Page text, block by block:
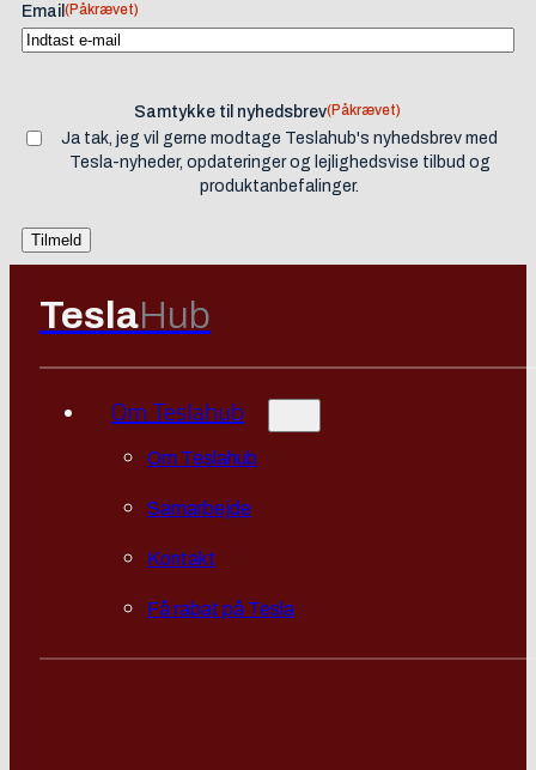
Email (Påkrævet)
Samtykke til nyhedsbrev(Påkrævet)
Ja tak, jeg vil gerne modtage Teslahub's nyhedsbrev med
Tesla-nyheder, opdateringer og lejlighedsvise tilbud og
produktanbefalinger.
TeslaHub
Om Teslahub
Om Teslahub
Samarbejde
Kontakt
Få rabat på Tesla